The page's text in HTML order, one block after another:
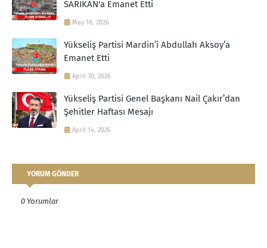
SARIKAN'a Emanet Etti
May 18, 2026
Yükseliş Partisi Mardin’i Abdullah Aksoy’a
Emanet Etti
April 30, 2026
Yükseliş Partisi Genel Başkanı Nail Çakır’dan
Şehitler Haftası Mesajı
April 14, 2026
YORUM GÖNDER
0 Yorumlar